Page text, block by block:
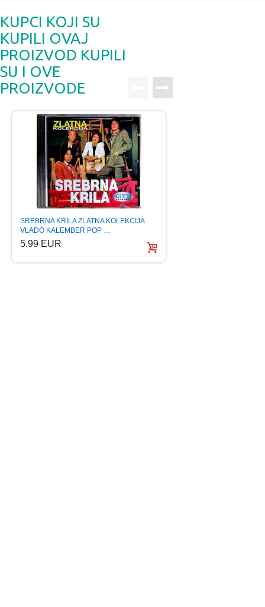
KUPCI KOJI SU
KUPILI OVAJ
PROIZVOD KUPILI
SU I OVE
PROIZVODE
SREBRNA KRILA ZLATNA KOLEKCIJA
VLADO KALEMBER POP …
5.99 EUR